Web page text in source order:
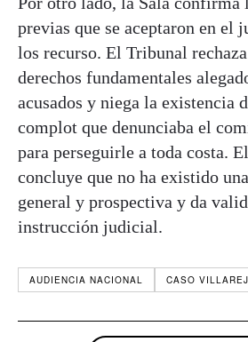
previas que se aceptaron en el
los recurso. El Tribunal
derechos fundamentales
acusados y niega la existencia
complot que denunciaba el
para perseguirle a toda costa.
concluye que no ha existido
general y prospectiva y da
instrucción judicial.
AUDIENCIA NACIONAL CASO